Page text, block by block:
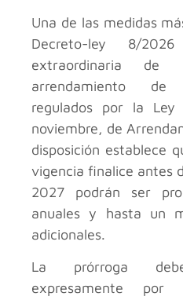
Una de las medidas
Decreto-ley 8/
extraordinaria
arrendamiento
regulados por la
noviembre, de
disposición establece
vigencia finalice antes
2027 podrán ser
anuales y hasta un
adicionales.
La prórroga
expresamente